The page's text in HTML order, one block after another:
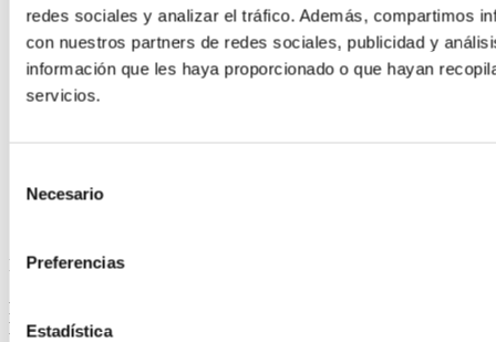
redes sociales y analizar el tráfico. Además, compartimos
con nuestros partners de redes sociales, publicidad y
información que les haya proporcionado o que hayan
servicios.
Necesario
Preferencias
Estadística
Martín Berasategui
Pularda del Convento asada con patatas para Navidad, por
Martín Berasategui